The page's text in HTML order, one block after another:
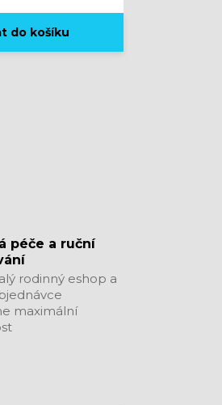
do košíku
péče a ruční
rodinný eshop a
maximální